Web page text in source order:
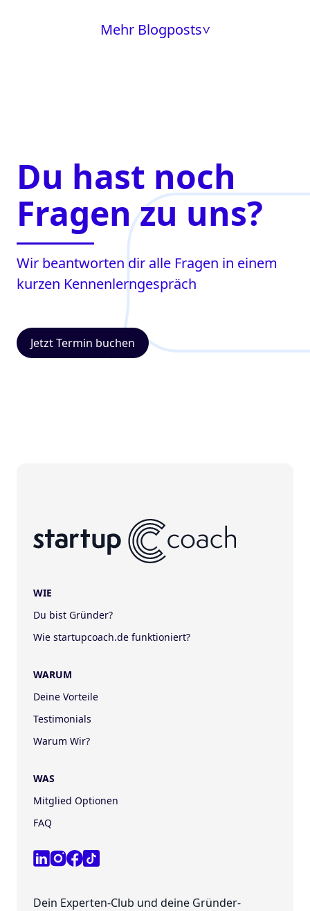
Mehr Blogposts>
Du hast noch
Fragen zu uns?
Wir beantworten dir alle Fragen in einem
kurzen Kennenlerngespräch
Jetzt Termin buchen
WIE
Du bist Gründer?
Wie startupcoach.de funktioniert?
WARUM
Deine Vorteile
Testimonials
Warum Wir?
WAS
Mitglied Optionen
FAQ
Dein Experten-Club und deine Gründer-